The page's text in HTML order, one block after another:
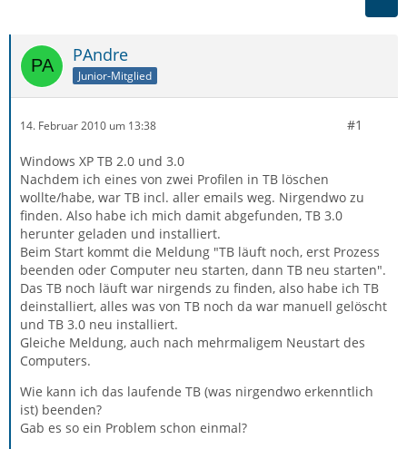
PAndre
Junior-Mitglied
14. Februar 2010 um 13:38 #1
Windows XP TB 2.0 und 3.0
Nachdem ich eines von zwei Profilen in TB löschen
wollte/habe, war TB incl. aller emails weg. Nirgendwo zu
finden. Also habe ich mich damit abgefunden, TB 3.0
herunter geladen und installiert.
Beim Start kommt die Meldung "TB läuft noch, erst Prozess
beenden oder Computer neu starten, dann TB neu starten".
Das TB noch läuft war nirgends zu finden, also habe ich TB
deinstalliert, alles was von TB noch da war manuell gelöscht
und TB 3.0 neu installiert.
Gleiche Meldung, auch nach mehrmaligem Neustart des
Computers.
Wie kann ich das laufende TB (was nirgendwo erkenntlich
ist) beenden?
Gab es so ein Problem schon einmal?